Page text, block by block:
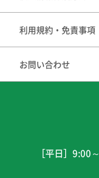
利用規約・免責事項
お問い合わせ
［平日］ 9:00～